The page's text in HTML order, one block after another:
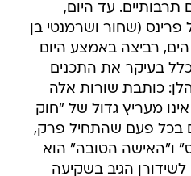
תרבותיים. עד היום,
פרינס (שחור ושרמנטי בן
רביצה באמצע היום
בעיקר את התכנים
כותבת שורות אלה 
מעריץ גדול של "חוק
בכל פעם שהתחיל פרק,
ו"האישה הטובה" הוא
הגיב בשקיעה